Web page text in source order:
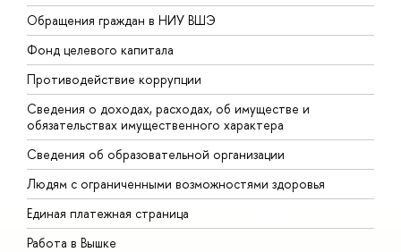
Обращения граждан в НИУ ВШЭ
Фонд целевого капитала
Противодействие коррупции
Сведения о доходах, расходах, об имуществе и
обязательствах имущественного характера
Сведения об образовательной организации
Людям с ограниченными возможностями здоровья
Единая платежная страница
Работа в Вышке